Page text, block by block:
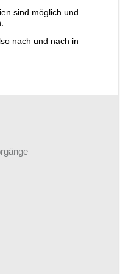
sind möglich und
nach und nach in